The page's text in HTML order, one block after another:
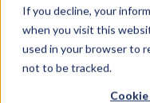
If you decline, your
when you visit this
used in your browser to
not to be tracked.